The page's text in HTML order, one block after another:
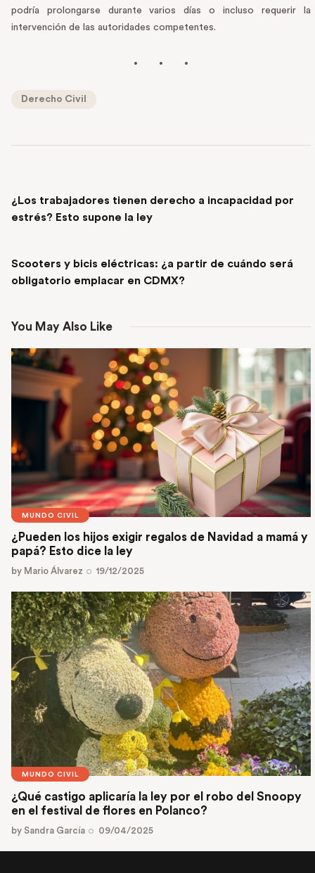
podría prolongarse durante varios días o incluso requerir la
intervención de las autoridades competentes.
Derecho Civil
¿Los trabajadores tienen derecho a incapacidad por
estrés? Esto supone la ley
Scooters y bicis eléctricas: ¿a partir de cuándo será
obligatorio emplacar en CDMX?
You May Also Like
MUNDO CIVIL
¿Pueden los hijos exigir regalos de Navidad a mamá y
papá? Esto dice la ley
by Mario Álvarez 19/12/2025
MUNDO CIVIL
¿Qué castigo aplicaría la ley por el robo del Snoopy
en el festival de flores en Polanco?
by Sandra García 09/04/2025